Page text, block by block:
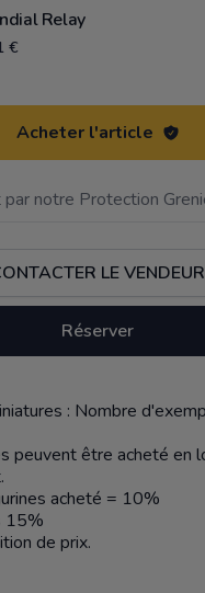
Relay
€
Acheter l'article
par notre Protection
LE VENDEUR
Réserver
: Nombre
peuvent être acheté en
acheté = 10%
15%
de prix.